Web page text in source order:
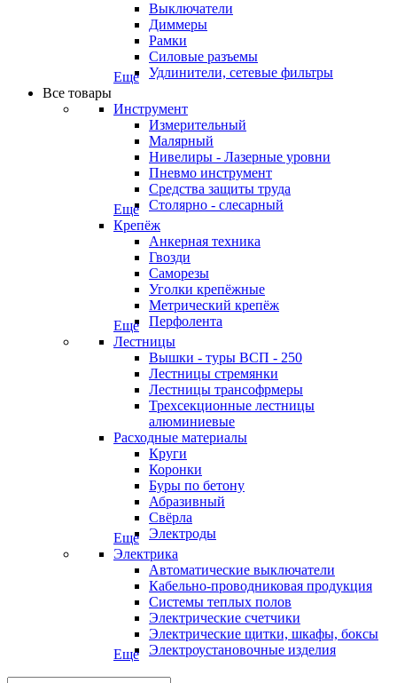
Выключатели
Диммеры
Рамки
Силовые разъемы
Удлинители, сетевые фильтры
Еще
Все товары
Инструмент
Измерительный
Малярный
Нивелиры - Лазерные уровни
Пневмо инструмент
Средства защиты труда
Столярно - слесарный
Еще
Крепёж
Анкерная техника
Гвозди
Саморезы
Уголки крепёжные
Метрический крепёж
Перфолента
Еще
Лестницы
Вышки - туры ВСП - 250
Лестницы стремянки
Лестницы трансофрмеры
Трехсекционные лестницы
алюминиевые
Расходные материалы
Круги
Коронки
Буры по бетону
Абразивный
Свёрла
Электроды
Еще
Электрика
Автоматические выключатели
Кабельно-проводниковая продукция
Системы теплых полов
Электрические счетчики
Электрические щитки, шкафы, боксы
Электроустановочные изделия
Еще